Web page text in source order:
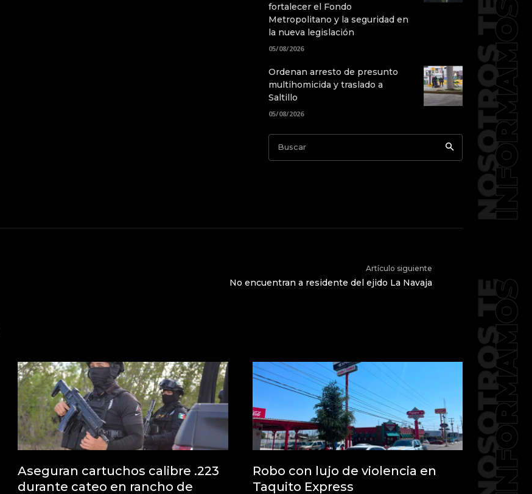
fortalecer el Fondo
Metropolitano y la seguridad en
la nueva legislación
05/08/2026
Ordenan arresto de presunto
multihomicida y traslado a
Saltillo
05/08/2026
Buscar
Artículo siguiente
No encuentran a residente del ejido La Navaja
Aseguran cartuchos calibre .223
durante cateo en rancho de
Robo con lujo de violencia en
Taquito Express